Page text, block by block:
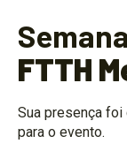
FTTH
Sua presença
para o evento.